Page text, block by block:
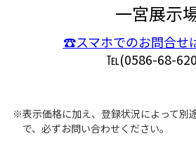
一宮展示
☎スマホでのお問合せ
℡(0586-68-
※表示価格に加え、登録状況によって別
で、必ずお問い合わせください。